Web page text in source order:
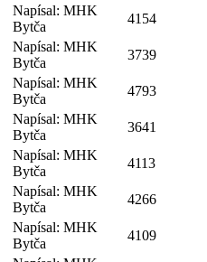
Napísal: MHK
Bytča
4154
Napísal: MHK
Bytča
3739
Napísal: MHK
Bytča
4793
Napísal: MHK
Bytča
3641
Napísal: MHK
Bytča
4113
Napísal: MHK
Bytča
4266
Napísal: MHK
Bytča
4109